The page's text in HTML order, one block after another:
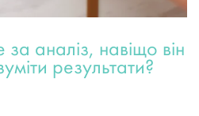
аналіз, навіщо він
результати?